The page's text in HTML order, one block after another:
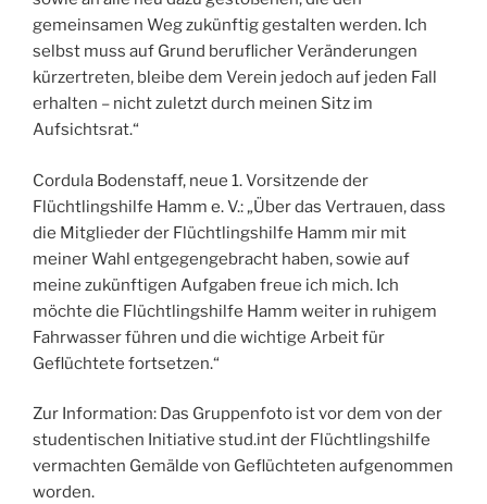
gemeinsamen Weg zukünftig gestalten werden. Ich
selbst muss auf Grund beruflicher Veränderungen
kürzertreten, bleibe dem Verein jedoch auf jeden Fall
erhalten – nicht zuletzt durch meinen Sitz im
Aufsichtsrat.“
Cordula Bodenstaff, neue 1. Vorsitzende der
Flüchtlingshilfe Hamm e. V.: „Über das Vertrauen, dass
die Mitglieder der Flüchtlingshilfe Hamm mir mit
meiner Wahl entgegengebracht haben, sowie auf
meine zukünftigen Aufgaben freue ich mich. Ich
möchte die Flüchtlingshilfe Hamm weiter in ruhigem
Fahrwasser führen und die wichtige Arbeit für
Geflüchtete fortsetzen.“
Zur Information: Das Gruppenfoto ist vor dem von der
studentischen Initiative stud.int der Flüchtlingshilfe
vermachten Gemälde von Geflüchteten aufgenommen
worden.